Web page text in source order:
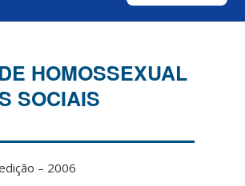
HOMOSSEXUAL
SOCIAIS
– 2006